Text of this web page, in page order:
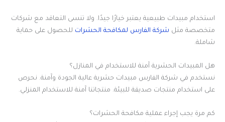
استخدام مبيدات طبيعية يعتبر خيارًا جيدًا. ولا تنسى التعاقد مع شركات
متخصصة مثل شركة الفارس لمكافحة الحشرات للحصول على حماية
شاملة.
هل المبيدات الحشرية آمنة للاستخدام في المنازل؟
نستخدم في شركة الفارس مبيدات حشرية عالية الجودة وآمنة. نحرص
على استخدام منتجات صديقة للبيئة. منتجاتنا آمنة للاستخدام المنزلي.
كم مرة يجب إجراء عملية مكافحة الحشرات؟